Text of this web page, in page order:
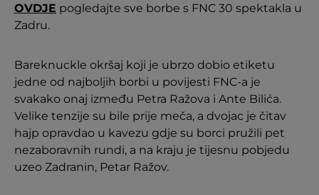
OVDJE pogledajte sve borbe s FNC 30 spektakla u
Zadru.
Bareknuckle okršaj koji je ubrzo dobio etiketu
jedne od najboljih borbi u povijesti FNC-a je
svakako onaj između Petra Ražova i Ante Bilića.
Velike tenzije su bile prije meča, a dvojac je čitav
hajp opravdao u kavezu gdje su borci pružili pet
nezaboravnih rundi, a na kraju je tijesnu pobjedu
uzeo Zadranin, Petar Ražov.